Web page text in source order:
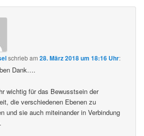
schriebam28. März 2018 um 18:16 Uhr:
Dank….
wichtig für das Bewusstsein der
die verschiedenen Ebenen zu
und sie auch miteinander in Verbindung